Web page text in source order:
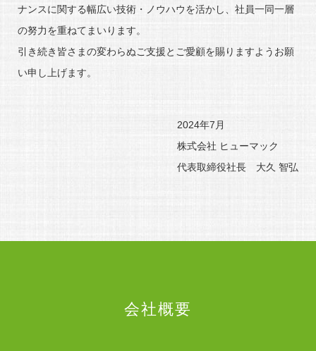
ナンスに関する幅広い技術・ノウハウを活かし、社員一同一層
の努力を重ねてまいります。
引き続き皆さまの変わらぬご支援とご愛顧を賜りますようお願
い申し上げます。
2024年7月
株式会社 ヒューマック
代表取締役社長 大久 智弘
会社概要